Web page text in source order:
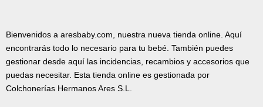
Bienvenidos a aresbaby.com, nuestra nueva tienda online. Aquí
encontrarás todo lo necesario para tu bebé. También puedes
gestionar desde aquí las incidencias, recambios y accesorios que
puedas necesitar. Esta tienda online es gestionada por
Colchonerías Hermanos Ares S.L.